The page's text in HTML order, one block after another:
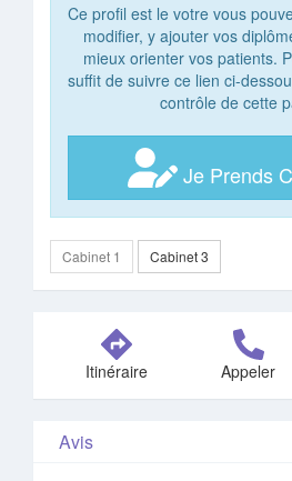
Ce profil est le votre vous
modifier, y ajouter vos
mieux orienter vos patients.
suffit de suivre ce lien ci-
contrôle de cette
Je Prends
Cabinet 1 Cabinet 3
Itinéraire Appeler
Avis